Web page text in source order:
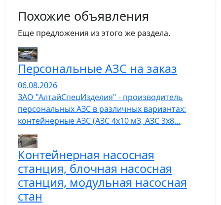
Похожие объявления
Еще предложения из этого же раздела.
Персональные АЗС на заказ
06.08.2026
ЗАО "АлтайСпецИзделия" - производитель
персональных АЗС в различных вариантах:
контейнерные АЗС (АЗС 4х10 м3, АЗС 3х8…
Контейнерная насосная
станция, блочная насосная
станция, модульная насосная
стан